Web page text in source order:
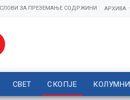
АРХИВА
ЗА ПРЕЗЕМАЊЕ СОДРЖИНИ
СВЕТ СКОПЈЕ КОЛУМНИ